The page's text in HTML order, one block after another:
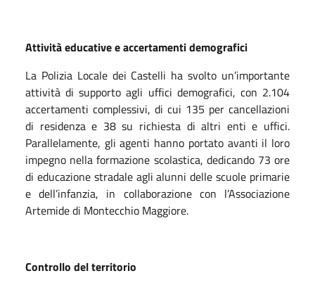
Attività educative e accertamenti demografici
La Polizia Locale dei Castelli ha svolto un’importante
attività di supporto agli uffici demografici, con 2.104
accertamenti complessivi, di cui 135 per cancellazioni
di residenza e 38 su richiesta di altri enti e uffici.
Parallelamente, gli agenti hanno portato avanti il loro
impegno nella formazione scolastica, dedicando 73 ore
di educazione stradale agli alunni delle scuole primarie
e dell’infanzia, in collaborazione con l’Associazione
Artemide di Montecchio Maggiore.
Controllo del territorio